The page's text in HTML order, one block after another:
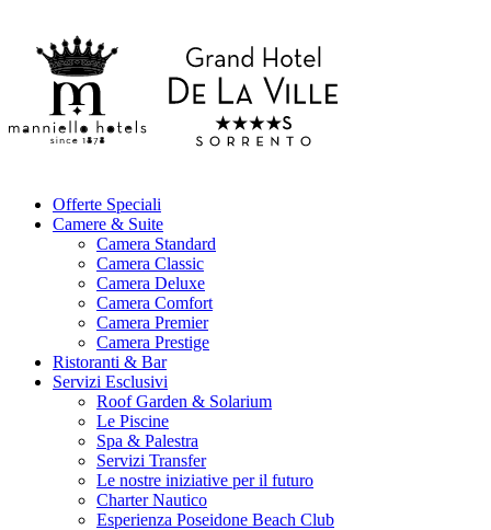
Offerte Speciali
Camere & Suite
Camera Standard
Camera Classic
Camera Deluxe
Camera Comfort
Camera Premier
Camera Prestige
Ristoranti & Bar
Servizi Esclusivi
Roof Garden & Solarium
Le Piscine
Spa & Palestra
Servizi Transfer
Le nostre iniziative per il futuro
Charter Nautico
Esperienza Poseidone Beach Club